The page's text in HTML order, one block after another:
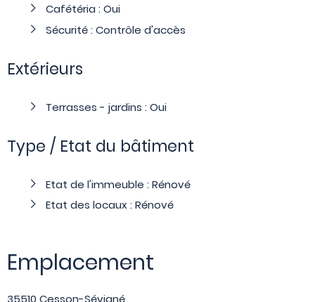
Cafétéria : Oui
Sécurité : Contrôle d'accès
Extérieurs
Terrasses - jardins : Oui
Type / Etat du bâtiment
Etat de l'immeuble : Rénové
Etat des locaux : Rénové
Emplacement